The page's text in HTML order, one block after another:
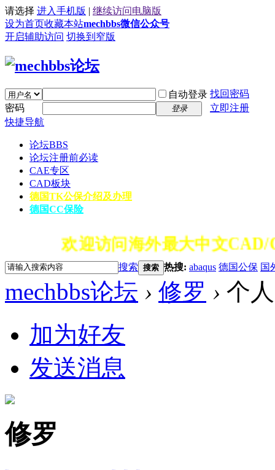
请选择 进入手机版 | 继续访问电脑版
设为首页收藏本站mechbbs微信公众号
开启辅助访问 切换到窄版
自动登录 找回密码
密码
登录
立即注册
快捷导航
论坛BBS
论坛注册前必读
CAE专区
CAD板块
德国TK公保介绍及办理
德国CC保险
欢迎访问海外最大中文CAD/
搜索 搜索 热搜: abaqus 德国公保 国
mechbbs论坛 › 修罗 › 个
加为好友
发送消息
修罗